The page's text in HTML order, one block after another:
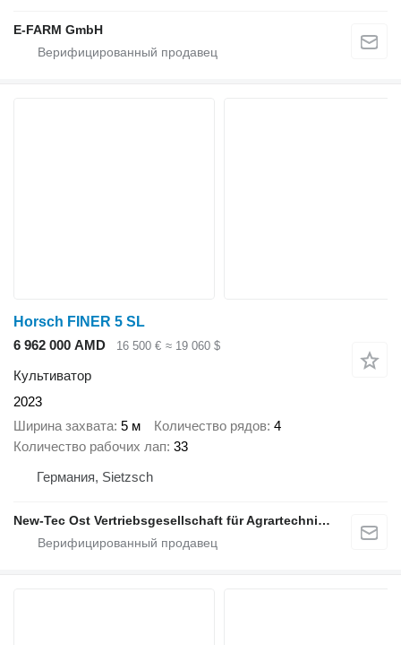
E-FARM GmbH
Horsch FINER 5 SL
6 962 000 AMD
16 500 € ≈ 19 060 $
Культиватор
2023
Ширина захвата 5 м Количество рядов 4
Количество рабочих лап 33
Германия, Sietzsch
New-Tec Ost Vertriebsgesellschaft für Agrartechnik mbH